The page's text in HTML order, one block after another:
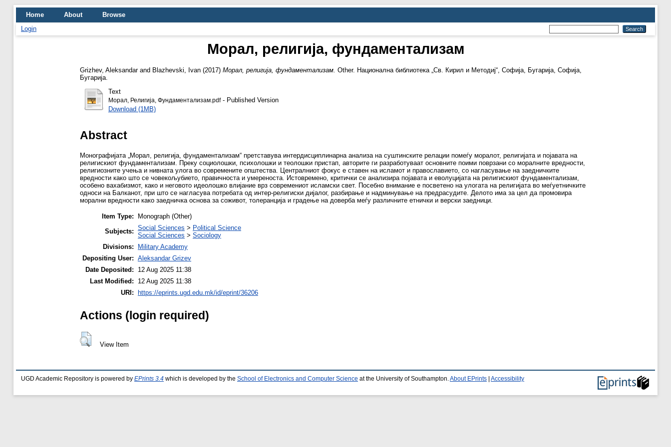
Home About
Browse
Login
Морал, религија, фундаментализам
Grizhev, Aleksandarand Blazhevski, Ivan (2017) Морал, религија, фундаментализам. Other. Национална библиотека „Св. Кирил и Методиј“, Софија, Бугарија, Софија,
Бугарија.
Text
Морал, Религија, Фундаментализам.pdf- Published Version
Download (1MB)
Abstract
Монографијата „Морал, религија, фундаментализам“ претставува интердисциплинарна анализа на суштинските релации помеѓу моралот, религијата и појавата на
религискиот фундаментализам. Преку социолошки, психолошки и теолошки пристап, авторите ги разработуваат основните поими поврзани со моралните вредности,
религиозните учења и нивната улога во современите општества. Централниот фокус е ставен на исламот и православието, со нагласување на заедничките
вредности како што се човекољубието, правичноста и умереноста. Истовремено, критички се анализира појавата и еволуцијата на религискиот фундаментализам,
особено вахабизмот, како и неговото идеолошко влијание врз современиот исламски свет. Посебно внимание е посветено на улогата на религијата во меѓуетничките
односи на Балканот, при што се нагласува потребата од интер-религиски дијалог, разбирање и надминување на предрасудите. Делото има за цел да промовира
морални вредности како заедничка основа за соживот, толеранција и градење на доверба меѓу различните етнички и верски заедници.
Item Type:
Monograph (Other)
Subjects: Social Sciences > Political Science
Social Sciences > Sociology
Divisions:
Military Academy
Depositing User: Aleksandar Grizev
Date Deposited:
12 Aug 2025 11:38
Last Modified:
12 Aug 2025 11:38
URI:
https://eprints.ugd.edu.mk/id/eprint/36206
Actions (login required)
View Item
UGD Academic Repository is powered by EPrints 3.4 which is developed by the School of Electronics and Computer Science at the University of Southampton. About EPrints Accessibility